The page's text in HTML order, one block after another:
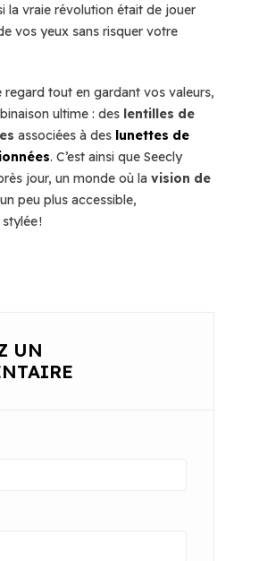
la vraie révolution était de jouer
vos yeux sans risquer votre
regard tout en gardant vos valeurs,
ultime : des lentilles de
associées à des lunettes de
. C’est ainsi que Seecly
jour, un monde où la vision de
peu plus accessible,
!
UN